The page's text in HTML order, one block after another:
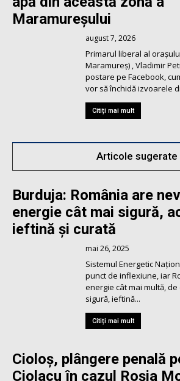
Maramureşului
august 7, 2026
Primarul liberal al
Maramureş) , Vladimir
postare pe Facebook,
vor să închidă izvoarele
Citiți mai mult
Articole sugerate
Burduja: România are
energie cât mai sigură,
ieftină și curată
mai 26, 2025
Sistemul Energetic
punct de inflexiune, iar
energie cât mai multă,
sigură, ieftină...
Citiți mai mult
Cioloș, plângere penală
Ciolacu în cazul Roşia